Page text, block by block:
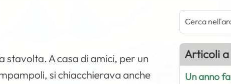
stavolta. A casa di amici, per un
si chiacchierava anche
Articoli
Un anno